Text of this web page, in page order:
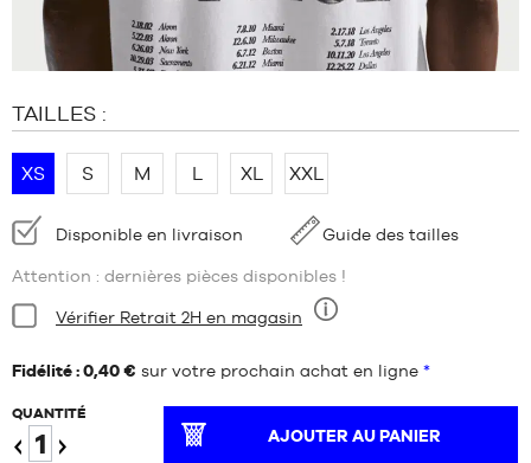
Devenir
membre
TAILLES :
XS S M L XL XXL
Disponibilité
:
Disponible en livraison Guide des tailles
Attention : dernières pièces disponibles !
Condition:
Neuf
Vérifier Retrait 2H en magasin
Fidélité : 0,40 € sur votre prochain achat en ligne *
QUANTITÉ
AJOUTER AU PANIER